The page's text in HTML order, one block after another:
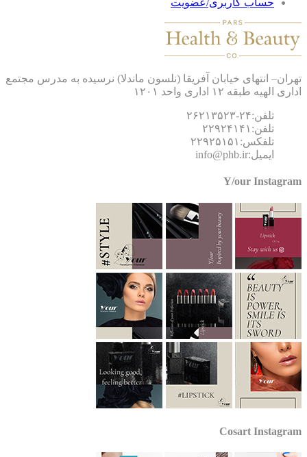
انتهای خیابان آفریقا (نلسون ماندلا) نرسیده به مدرس مجتمع
الهیه طبقه ۱۲ اداری واحد ۱۲۰۱
تلفن:۲۴-۲۶۲۱۳۵۲۳
تلفن:۲۲۹۲۴۱۴۱
تلفکس:۲۲۹۲۵۱۵۱
ایمیل:info@phb.ir
Y/our
Cosart